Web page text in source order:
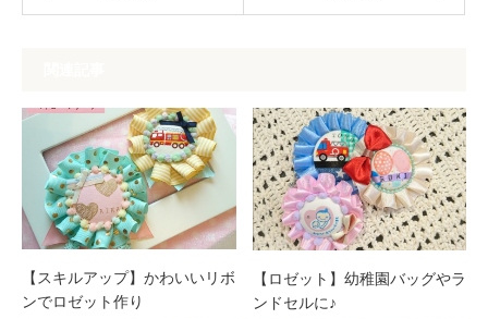
【スキルアップ】かわいいリボ
ンでロゼット作り
【ロゼット】幼稚園バッグやラ
ンドセルに♪